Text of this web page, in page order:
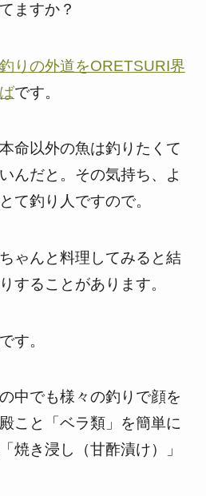
ますか？
りの外道をORETSURI界
です。
命以外の魚は釣りたくて
んだと。その気持ち、よ
て釣り人ですので。
ゃんと料理してみると結
することがあります。
す。
中でも様々の釣りで顔を
こと「ベラ類」を簡単に
焼き浸し（甘酢漬け）」